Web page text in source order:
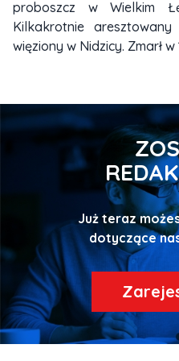
proboszcz w Wielkim
Kilkakrotnie
więziony w Nidzicy. Zmarł w
Już teraz